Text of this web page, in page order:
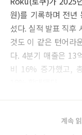
원)를 기록하며 전년
섰다. 실적 발표 직후
것도 이 같은 턴어라
다. 4분기 매출은 13
비 16% 증가했고,
계속